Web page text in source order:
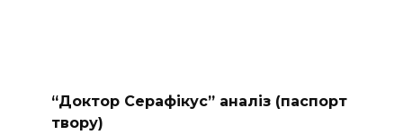
“Доктор Серафікус” аналіз (паспорт
твору)